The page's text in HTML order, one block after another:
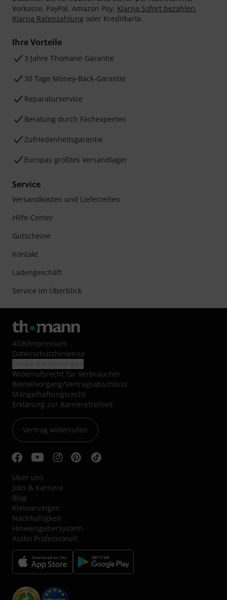
Vorkasse, PayPal, Amazon Pay, Klarna Sofort bezahlen,
Klarna Ratenzahlung oder Kreditkarte.
Ihre Vorteile
3 Jahre Thomann Garantie
30 Tage Money-Back-Garantie
Reparaturservice
Beratung durch Fachexperten
Zufriedenheitsgarantie
Europas größtes Versandlager
Service
Versandkosten und Lieferzeiten
Hilfe-Center
Gutscheine
Kontakt
Ladengeschäft
Service im Überblick
AGB/Impressum
Datenschutzhinweise
Widerrufsrecht für Verbraucher
Bestellvorgang/Vertragsabschluss
Mängelhaftungsrecht
Erklärung zur Barrierefreiheit
Vertrag widerrufen
Über uns
Jobs & Karriere
Blog
Kleinanzeigen
Nachhaltigkeit
Hinweisgebersystem
Audio Professionell